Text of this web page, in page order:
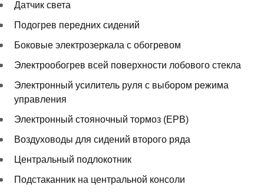
Датчик света
Подогрев передних сидений
Боковые электрозеркала с обогревом
Электрообогрев всей поверхности лобового стекла
Электронный усилитель руля с выбором режима
управления
Электронный стояночный тормоз (EPB)
Воздуховоды для сидений второго ряда
Центральный подлокотник
Подстаканник на центральной консоли